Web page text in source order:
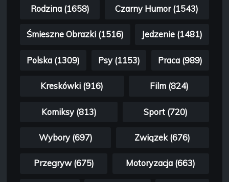
Rodzina (1658) Czarny Humor (1543)
Śmieszne Obrazki (1516) Jedzenie (1481)
Polska (1309) Psy (1153) Praca (989)
Kreskówki (916) Film (824)
Komiksy (813) Sport (720)
Wybory (697) Związek (676)
Przegryw (675) Motoryzacja (663)